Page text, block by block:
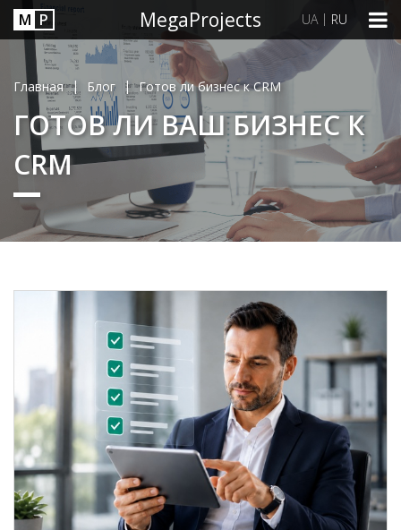
М P MegaProjects UA | RU
ГОТОВ ЛИ ВАШ БИЗНЕС К
CRM
Главная | Блог | Готов ли бизнес к CRM